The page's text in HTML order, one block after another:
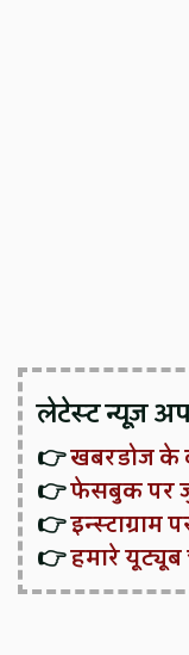
लेटेस्ट न्यूज़
👉खबरडोज के
👉फेसबुक पर
👉इन्स्टाग्राम
👉हमारे